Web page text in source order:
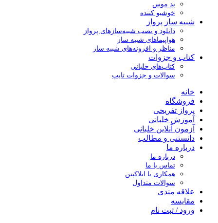
پد موس
خوشبو کننده
شبیه ساز پرواز
دانلود و نصب شبیه‌سازهای پرواز
هواپیماهای شبیه ساز
مناظر و افزونه‌های شبیه ساز
کتاب و جزوات
کتاب‌های خلبانی
سوالات و جزوات تایپ
خانه
فروشگاه
پرواز تفریحی
آموزش خلبانی
آزمون آنلاین خلبانی
دانستنی و مطالب
درباره ما
درباره ما
تماس با ما
همکاری با ایلاکپتن
سوالات متداول
علاقه مندی
مقایسه
ورود / ثبت نام